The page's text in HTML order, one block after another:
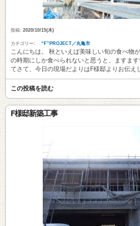
投稿: 2020/10/15(木)
カテゴリー: “F”PROJECT／丸亀市
こんにちは。 秋といえば美味しい旬の食べ物
の時期にしか食べられないと思うと、ますま
てさて、今日の現場だよりはF様邸よりお伝え
この投稿を読む
F様邸新築工事